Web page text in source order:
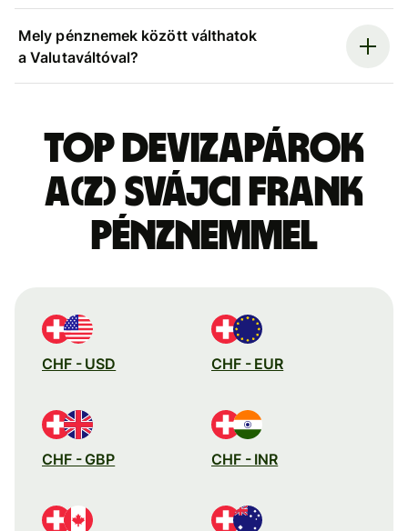
Mely pénznemek között válthatok
a Valutaváltóval?
Top devizapárok
a(z) svájci frank
pénznemmel
CHF - USD CHF - EUR
CHF - GBP CHF - INR